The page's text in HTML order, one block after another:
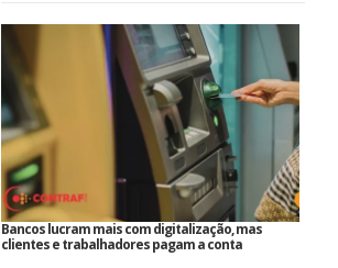
Bancos lucram mais com digitalização, mas
clientes e trabalhadores pagam a conta